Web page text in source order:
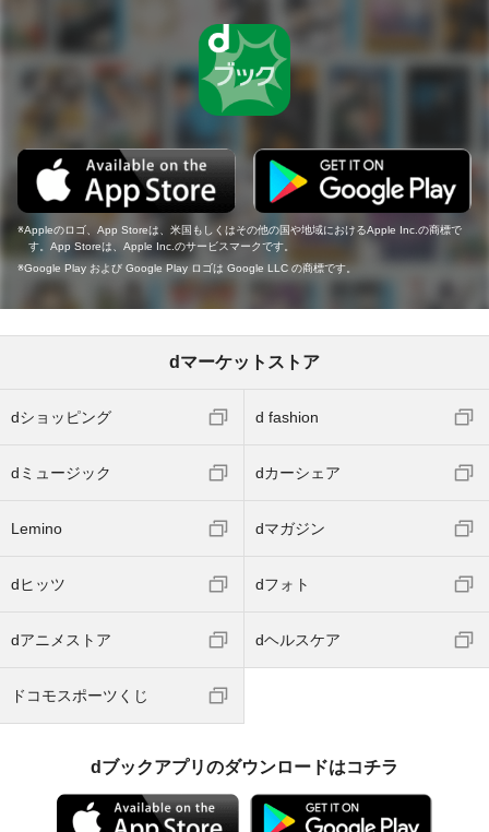
Appleのロゴ、App Storeは、米国もしくはその他の国や地域におけるApple Inc.の商標で
す。App Storeは、Apple Inc.のサービスマークです。
Google Play および Google Play ロゴは Google LLC の商標です。
dマーケットストア
dショッピング d fashion
dミュージック dカーシェア
Lemino dマガジン
dヒッツ dフォト
dアニメストア dヘルスケア
ドコモスポーツくじ
dブックアプリのダウンロードはコチラ